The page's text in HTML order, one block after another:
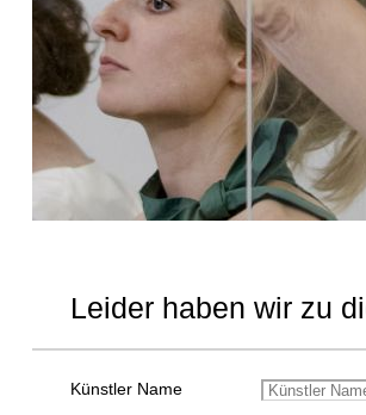
Leider haben wir zu
Künstler Name